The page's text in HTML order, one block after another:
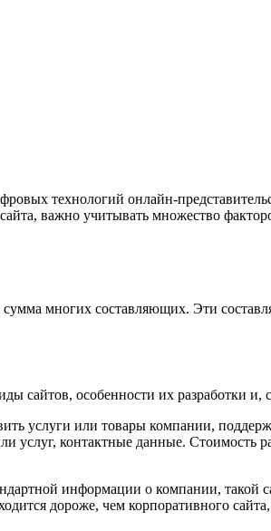
технологий онлайн-
важно учитывать множество
сумма многих составляющих. Эти
сайтов, особенности их разработки и,
услуги или товары компании,
контактные данные. Стоимость
информации о компании, такой
дороже, чем корпоративного